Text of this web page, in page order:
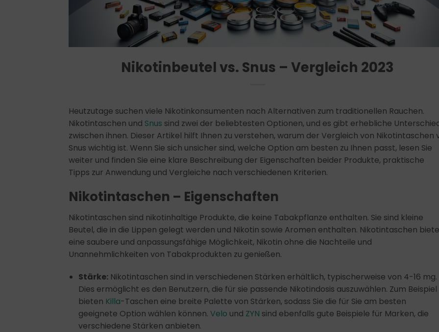
Nikotinbeutel vs. Snus – Vergleich 2023
Heutzutage suchen viele Nikotinkonsumenten nach Alternativen zum traditionellen Rauchen.
Nikotintaschen und Snus sind zwei der beliebtesten Optionen, und es gibt erhebliche
zwischen ihnen. Dieser Artikel hilft Ihnen zu verstehen, warum der Vergleich von Nikotintaschen
Snus wichtig ist. Wenn Sie sich unsicher sind, welche Option am besten zu Ihnen passt, lesen Sie
weiter und finden Sie eine klare Beschreibung der Eigenschaften beider Produkte, praktische
Tipps zur Anwendung und Vergleiche nach verschiedenen Kriterien.
Nikotintaschen – Eigenschaften
Nikotintaschen sind nikotinhaltige Produkte, die keine Tabakpflanze enthalten. Sie sind kleine
Beutel, die in die Lippen gelegt werden und Nikotin sowie Aromen enthalten. Nikotintaschen
eine saubere und anpassungsfähige Möglichkeit, Nikotin ohne die Nachteile und
Unannehmlichkeiten von Tabakprodukten zu genießen.
Stärke: Nikotintaschen sind in verschiedenen Stärken erhältlich, typischerweise von 4-16 mg.
Dies ermöglicht es den Benutzern, die für sie passende Nikotindosis auszuwählen. Zum Beispiel
bieten Killa-Taschen eine breite Palette von Stärken, sodass Sie die für Sie am besten
geeignete Option wählen können.Velo und ZYN sind ebenfalls gute Beispiele für Marken, die
verschiedene Stärken anbieten.